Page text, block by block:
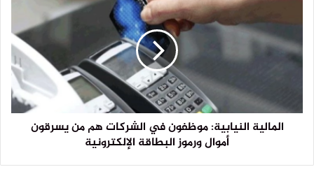
المالية النيابية: موظفون في الشركات هم من يسرقون
أموال ورموز البطاقة الإلكترونية